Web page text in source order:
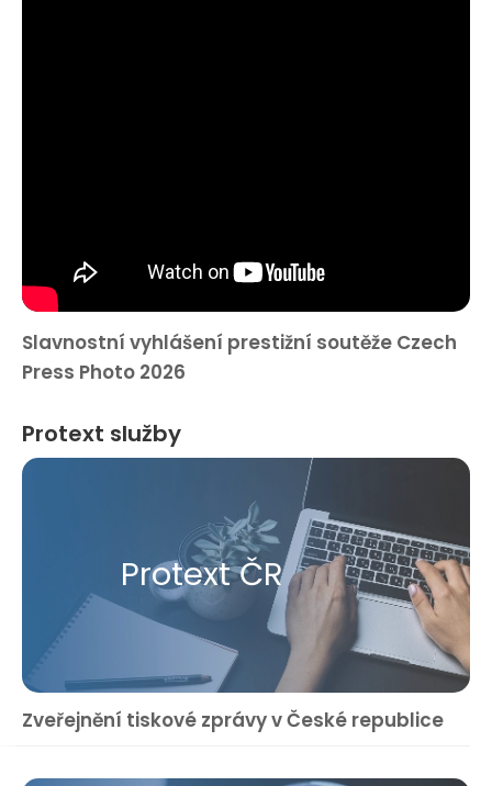
Slavnostní vyhlášení prestižní soutěže Czech
Press Photo 2026
Protext služby
Protext ČR
Zveřejnění tiskové zprávy v České republice